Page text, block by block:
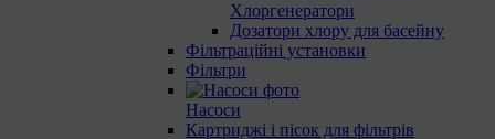
Хлоргенератори
Дозатори хлору для басейну
Фільтраційні установки
Фільтри
Насоси
Картриджі і пісок для фільтрів